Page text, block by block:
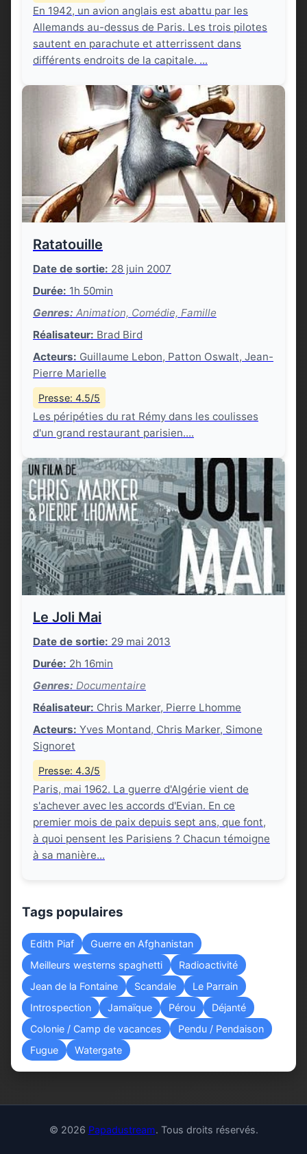
En 1942, un avion anglais est abattu par les
Allemands au-dessus de Paris. Les trois pilotes
sautent en parachute et atterrissent dans
différents endroits de la capitale. ...
Ratatouille
Date de sortie: 28 juin 2007
Durée: 1h 50min
Genres: Animation, Comédie, Famille
Réalisateur: Brad Bird
Acteurs: Guillaume Lebon, Patton Oswalt, Jean-
Pierre Marielle
Presse: 4.5/5
Les péripéties du rat Rémy dans les coulisses
d'un grand restaurant parisien....
Le Joli Mai
Date de sortie: 29 mai 2013
Durée: 2h 16min
Genres: Documentaire
Réalisateur: Chris Marker, Pierre Lhomme
Acteurs: Yves Montand, Chris Marker, Simone
Signoret
Presse: 4.3/5
Paris, mai 1962. La guerre d'Algérie vient de
s'achever avec les accords d'Evian. En ce
premier mois de paix depuis sept ans, que font,
à quoi pensent les Parisiens ? Chacun témoigne
à sa manière...
Tags populaires
Edith Piaf
Guerre en Afghanistan
Meilleurs westerns spaghetti
Radioactivité
Jean de la Fontaine
Scandale
Le Parrain
Introspection
Jamaïque Pérou
Déjanté
Colonie / Camp de vacances
Pendu / Pendaison
Fugue
Watergate
© 2026 Papadustream. Tous droits réservés.